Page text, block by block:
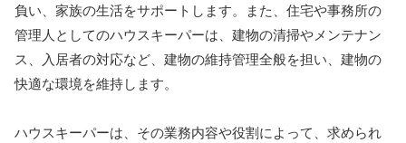
負い、家族の生活をサポートします。また、住宅や事務所の
管理人としてのハウスキーパーは、建物の清掃やメンテナン
ス、入居者の対応など、建物の維持管理全般を担い、建物の
快適な環境を維持します。
ハウスキーパーは、その業務内容や役割によって、求められ